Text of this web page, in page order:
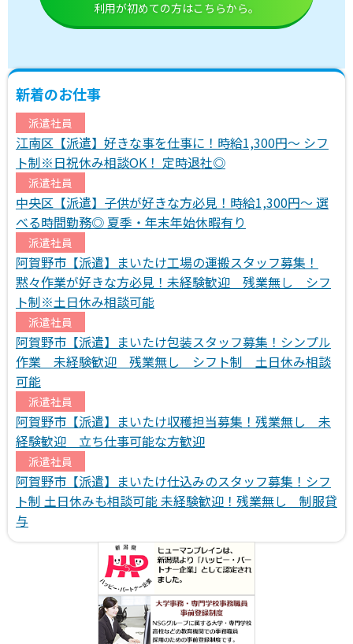
利用が初めての方はこちらから。
新着のお仕事
派遣社員
江南区【派遣】好きな事を仕事に！時給1,300円～ シフ
ト制※日祝休み相談OK！ 定時退社◎
派遣社員
中央区【派遣】子供が好きな方必見！時給1,300円～ 選
べる時間勤務◎ 夏季・年末年始休暇有り
派遣社員
阿賀野市【派遣】まいたけ工場の運搬スタッフ募集！
黙々作業が好きな方必見！未経験歓迎 残業無し シフ
ト制※土日休み相談可能
派遣社員
阿賀野市【派遣】まいたけ包装スタッフ募集！シンプル
作業 未経験歓迎 残業無し シフト制 土日休み相談
可能
派遣社員
阿賀野市【派遣】まいたけ収穫担当募集！残業無し 未
経験歓迎 立ち仕事可能な方歓迎
派遣社員
阿賀野市【派遣】まいたけ仕込みのスタッフ募集！シフ
ト制 土日休みも相談可能 未経験歓迎！残業無し 制服貸
与